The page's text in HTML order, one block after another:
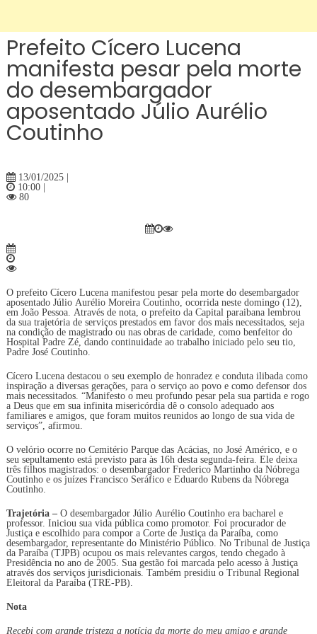
Prefeito Cícero Lucena
manifesta pesar pela morte
do desembargador
aposentado Júlio Aurélio
Coutinho
13/01/2025 |
10:00 |
80
O prefeito Cícero Lucena manifestou pesar pela morte do desembargador
aposentado Júlio Aurélio Moreira Coutinho, ocorrida neste domingo (12),
em João Pessoa. Através de nota, o prefeito da Capital paraibana lembrou
da sua trajetória de serviços prestados em favor dos mais necessitados, seja
na condição de magistrado ou nas obras de caridade, como benfeitor do
Hospital Padre Zé, dando continuidade ao trabalho iniciado pelo seu tio,
Padre José Coutinho.
Cícero Lucena destacou o seu exemplo de honradez e conduta ilibada como
inspiração a diversas gerações, para o serviço ao povo e como defensor dos
mais necessitados. “Manifesto o meu profundo pesar pela sua partida e rogo
a Deus que em sua infinita misericórdia dê o consolo adequado aos
familiares e amigos, que foram muitos reunidos ao longo de sua vida de
serviços”, afirmou.
O velório ocorre no Cemitério Parque das Acácias, no José Américo, e o
seu sepultamento está previsto para às 16h desta segunda-feira. Ele deixa
três filhos magistrados: o desembargador Frederico Martinho da Nóbrega
Coutinho e os juízes Francisco Seráfico e Eduardo Rubens da Nóbrega
Coutinho.
Trajetória –O desembargador Júlio Aurélio Coutinho era bacharel e
professor. Iniciou sua vida pública como promotor. Foi procurador de
Justiça e escolhido para compor a Corte de Justiça da Paraíba, como
desembargador, representante do Ministério Público. No Tribunal de Justiça
da Paraíba (TJPB) ocupou os mais relevantes cargos, tendo chegado à
Presidência no ano de 2005. Sua gestão foi marcada pelo acesso à Justiça
através dos serviços jurisdicionais. Também presidiu o Tribunal Regional
Eleitoral da Paraíba (TRE-PB).
Nota
Recebi com grande tristeza a notícia da morte do meu amigo e grande